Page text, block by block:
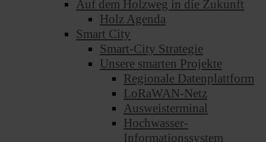
Auf dem Holzweg in die Zukunft
Holz Agenda
Smart City
Smart-City Strategie
Unsere smarten Projekte
Regionale Datenplattform
LoRaWAN-Netz
Ausweisterminal
Hochwasser-
Informationssystem